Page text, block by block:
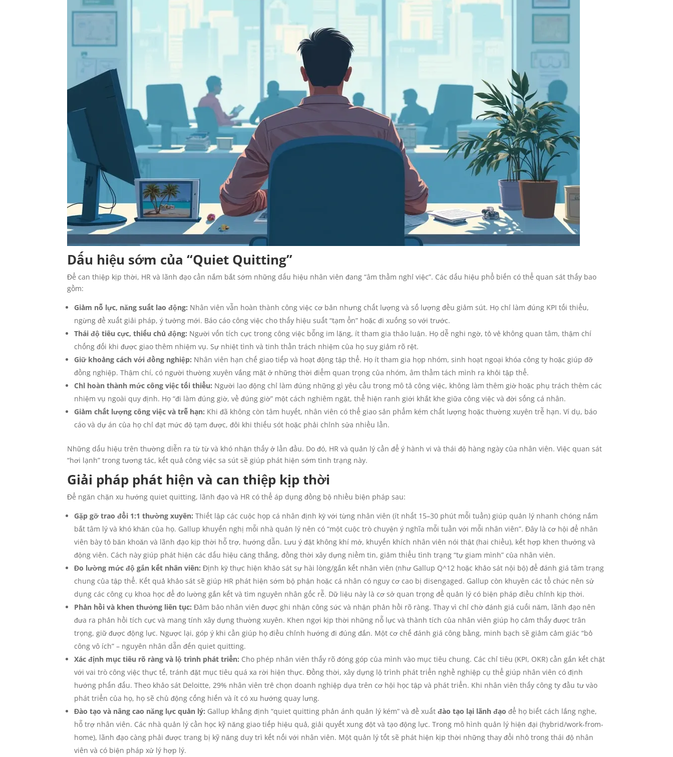
Dấu hiệu sớm của “Quiet Quitting”
Để can thiệp kịp thời, HR và lãnh đạo cần nắm bắt sớm những dấu hiệu nhân viên đang “âm thầm nghỉ việc”. Các dấu hiệu phổ biến có thể quan sát thấy bao
gồm:
Giảm nỗ lực, năng suất lao động: Nhân viên vẫn hoàn thành công việc cơ bản nhưng chất lượng và số lượng đều giảm sút. Họ chỉ làm đúng KPI tối thiểu,
ngừng đề xuất giải pháp, ý tưởng mới. Báo cáo công việc cho thấy hiệu suất “tạm ổn” hoặc đi xuống so với trước.
Thái độ tiêu cực, thiếu chủ động: Người vốn tích cực trong công việc bỗng im lặng, ít tham gia thảo luận. Họ dễ nghi ngờ, tỏ vẻ không quan tâm, thậm chí
chống đối khi được giao thêm nhiệm vụ. Sự nhiệt tình và tinh thần trách nhiệm của họ suy giảm rõ rệt.
Giữ khoảng cách với đồng nghiệp: Nhân viên hạn chế giao tiếp và hoạt động tập thể. Họ ít tham gia họp nhóm, sinh hoạt ngoại khóa công ty hoặc giúp đỡ
đồng nghiệp. Thậm chí, có người thường xuyên vắng mặt ở những thời điểm quan trọng của nhóm, âm thầm tách mình ra khỏi tập thể.
Chỉ hoàn thành mức công việc tối thiểu: Người lao động chỉ làm đúng những gì yêu cầu trong mô tả công việc, không làm thêm giờ hoặc phụ trách thêm các
nhiệm vụ ngoài quy định. Họ “đi làm đúng giờ, về đúng giờ” một cách nghiêm ngặt, thể hiện ranh giới khắt khe giữa công việc và đời sống cá nhân.
Giảm chất lượng công việc và trễ hạn: Khi đã không còn tâm huyết, nhân viên có thể giao sản phẩm kém chất lượng hoặc thường xuyên trễ hạn. Ví dụ, báo
cáo và dự án của họ chỉ đạt mức độ tạm được, đôi khi thiếu sót hoặc phải chỉnh sửa nhiều lần.
Những dấu hiệu trên thường diễn ra từ từ và khó nhận thấy ở lần đầu. Do đó, HR và quản lý cần để ý hành vi và thái độ hàng ngày của nhân viên. Việc quan sát
“hơi lạnh” trong tương tác, kết quả công việc sa sút sẽ giúp phát hiện sớm tình trạng này.
Giải pháp phát hiện và can thiệp kịp thời
Để ngăn chặn xu hướng quiet quitting, lãnh đạo và HR có thể áp dụng đồng bộ nhiều biện pháp sau:
Gặp gỡ trao đổi 1:1 thường xuyên: Thiết lập các cuộc họp cá nhân định kỳ với từng nhân viên (ít nhất 15–30 phút mỗi tuần) giúp quản lý nhanh chóng nắm
bắt tâm lý và khó khăn của họ. Gallup khuyến nghị mỗi nhà quản lý nên có “một cuộc trò chuyện ý nghĩa mỗi tuần với mỗi nhân viên”. Đây là cơ hội để nhân
viên bày tỏ băn khoăn và lãnh đạo kịp thời hỗ trợ, hướng dẫn. Lưu ý đặt không khí mở, khuyến khích nhân viên nói thật (hai chiều), kết hợp khen thưởng và
động viên. Cách này giúp phát hiện các dấu hiệu căng thẳng, đồng thời xây dựng niềm tin, giảm thiểu tình trạng “tự giam mình” của nhân viên.
Đo lường mức độ gắn kết nhân viên: Định kỳ thực hiện khảo sát sự hài lòng/gắn kết nhân viên (như Gallup Q^12 hoặc khảo sát nội bộ) để đánh giá tâm trạng
chung của tập thể. Kết quả khảo sát sẽ giúp HR phát hiện sớm bộ phận hoặc cá nhân có nguy cơ cao bị disengaged. Gallup còn khuyên các tổ chức nên sử
dụng các công cụ khoa học để đo lường gắn kết và tìm nguyên nhân gốc rễ. Dữ liệu này là cơ sở quan trọng để quản lý có biện pháp điều chỉnh kịp thời.
Phản hồi và khen thưởng liên tục: Đảm bảo nhân viên được ghi nhận công sức và nhận phản hồi rõ ràng. Thay vì chỉ chờ đánh giá cuối năm, lãnh đạo nên
đưa ra phản hồi tích cực và mang tính xây dựng thường xuyên. Khen ngợi kịp thời những nỗ lực và thành tích của nhân viên giúp họ cảm thấy được trân
trọng, giữ được động lực. Ngược lại, góp ý khi cần giúp họ điều chỉnh hướng đi đúng đắn. Một cơ chế đánh giá công bằng, minh bạch sẽ giảm cảm giác “bỏ
công vô ích” – nguyên nhân dẫn đến quiet quitting.
Xác định mục tiêu rõ ràng và lộ trình phát triển: Cho phép nhân viên thấy rõ đóng góp của mình vào mục tiêu chung. Các chỉ tiêu (KPI, OKR) cần gắn kết chặt
với vai trò công việc thực tế, tránh đặt mục tiêu quá xa rời hiện thực. Đồng thời, xây dựng lộ trình phát triển nghề nghiệp cụ thể giúp nhân viên có định
hướng phấn đấu. Theo khảo sát Deloitte, 29% nhân viên trẻ chọn doanh nghiệp dựa trên cơ hội học tập và phát triển. Khi nhân viên thấy công ty đầu tư vào
phát triển của họ, họ sẽ chủ động cống hiến và ít có xu hướng quay lưng.
Đào tạo và nâng cao năng lực quản lý: Gallup khẳng định “quiet quitting phản ánh quản lý kém” và đề xuấtđào tạo lại lãnh đạo để họ biết cách lắng nghe,
hỗ trợ nhân viên. Các nhà quản lý cần học kỹ năng giao tiếp hiệu quả, giải quyết xung đột và tạo động lực. Trong mô hình quản lý hiện đại (hybrid/work-from-
home), lãnh đạo càng phải được trang bị kỹ năng duy trì kết nối với nhân viên. Một quản lý tốt sẽ phát hiện kịp thời những thay đổi nhỏ trong thái độ nhân
viên và có biện pháp xử lý hợp lý.